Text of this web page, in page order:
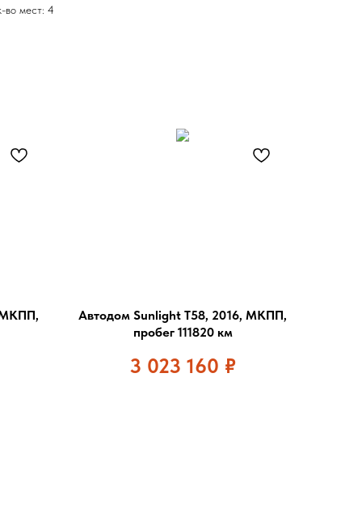
во мест: 4
МКПП,
Автодом Sunlight T58, 2016, МКПП,
пробег 111820 км
3 023 160 ₽